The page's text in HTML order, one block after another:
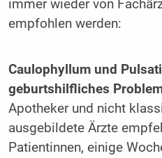
immer wieder von
empfohlen werden:
Caulophyllum und
geburtshilfliches
Apotheker und nicht
ausgebildete Ärzte
Patientinnen, einige